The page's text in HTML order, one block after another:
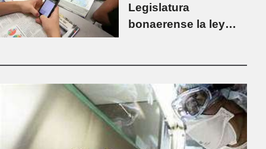
Legislatura
bonaerense la ley
primarias